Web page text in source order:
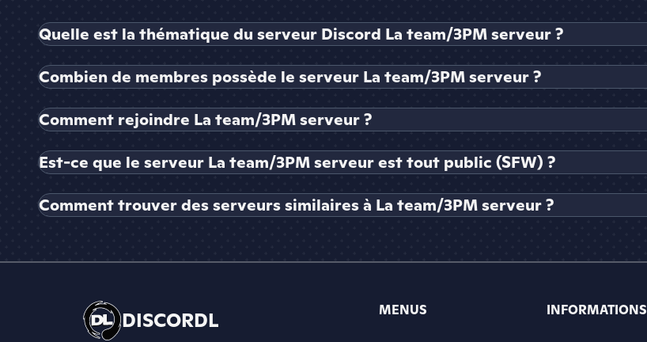
Quelle est la thématique du serveur Discord La team/3PM serveur ?
Combien de membres possède le serveur La team/3PM serveur ?
Comment rejoindre La team/3PM serveur ?
Est-ce que le serveur La team/3PM serveur est tout public (SFW) ?
Comment trouver des serveurs similaires à La team/3PM serveur ?
DISCORDL MENUS INFORMATIONS